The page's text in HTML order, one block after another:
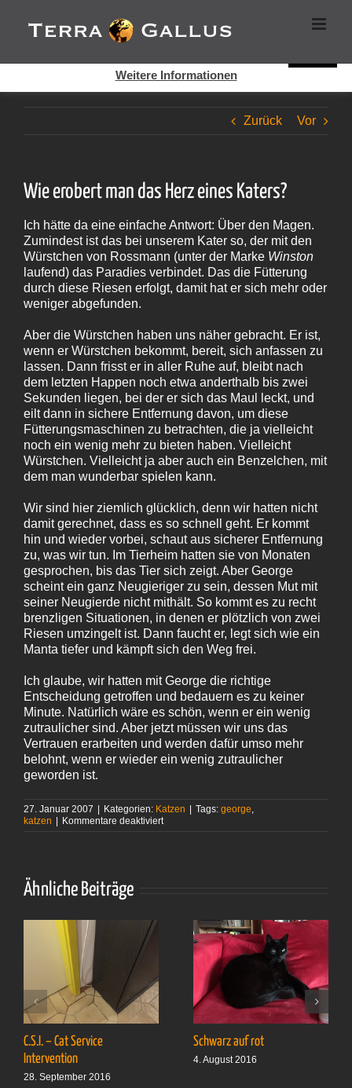
Inhalt
springen
Zurück Vor
Wie erobert man das Herz eines Katers?
Ich hätte da eine einfache Antwort: Über den Magen.
Zumindest ist das bei unserem Kater so, der mit den
Würstchen von Rossmann (unter der Marke Winston
laufend) das Paradies verbindet. Das die Fütterung
durch diese Riesen erfolgt, damit hat er sich mehr oder
weniger abgefunden.
Aber die Würstchen haben uns näher gebracht. Er ist,
wenn er Würstchen bekommt, bereit, sich anfassen zu
lassen. Dann frisst er in aller Ruhe auf, bleibt nach
dem letzten Happen noch etwa anderthalb bis zwei
Sekunden liegen, bei der er sich das Maul leckt, und
eilt dann in sichere Entfernung davon, um diese
Fütterungsmaschinen zu betrachten, die ja vielleicht
noch ein wenig mehr zu bieten haben. Vielleicht
Würstchen. Vielleicht ja aber auch ein Benzelchen, mit
dem man wunderbar spielen kann.
Wir sind hier ziemlich glücklich, denn wir hatten nicht
damit gerechnet, dass es so schnell geht. Er kommt
hin und wieder vorbei, schaut aus sicherer Entfernung
zu, was wir tun. Im Tierheim hatten sie von Monaten
gesprochen, bis das Tier sich zeigt. Aber George
scheint ein ganz Neugieriger zu sein, dessen Mut mit
seiner Neugierde nicht mithält. So kommt es zu recht
brenzligen Situationen, in denen er plötzlich von zwei
Riesen umzingelt ist. Dann faucht er, legt sich wie ein
Manta tiefer und kämpft sich den Weg frei.
Ich glaube, wir hatten mit George die richtige
Entscheidung getroffen und bedauern es zu keiner
Minute. Natürlich wäre es schön, wenn er ein wenig
zutraulicher sind. Aber jetzt müssen wir uns das
Vertrauen erarbeiten und werden dafür umso mehr
belohnt, wenn er wieder ein wenig zutraulicher
geworden ist.
27. Januar 2007 | Kategorien: Katzen | Tags: george
katzen | Kommentare deaktiviertfür
Ähnliche Beiträge
C.S.I. – Cat Service
Intervention
28. September 2016
Schwarz auf rot
4. August 2016
Cookies helfen auf auf dieser Seite bei der Bereitstellung der
Dienste. Durch die Nutzung dieser Webseite erklären Sie sich
Weitere Informationen